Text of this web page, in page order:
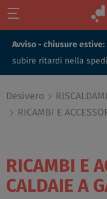
Avviso - chiusure estive:
subire ritardi nella
Desivero
RICAMBI E
RICAMBI E
CALDAIE A